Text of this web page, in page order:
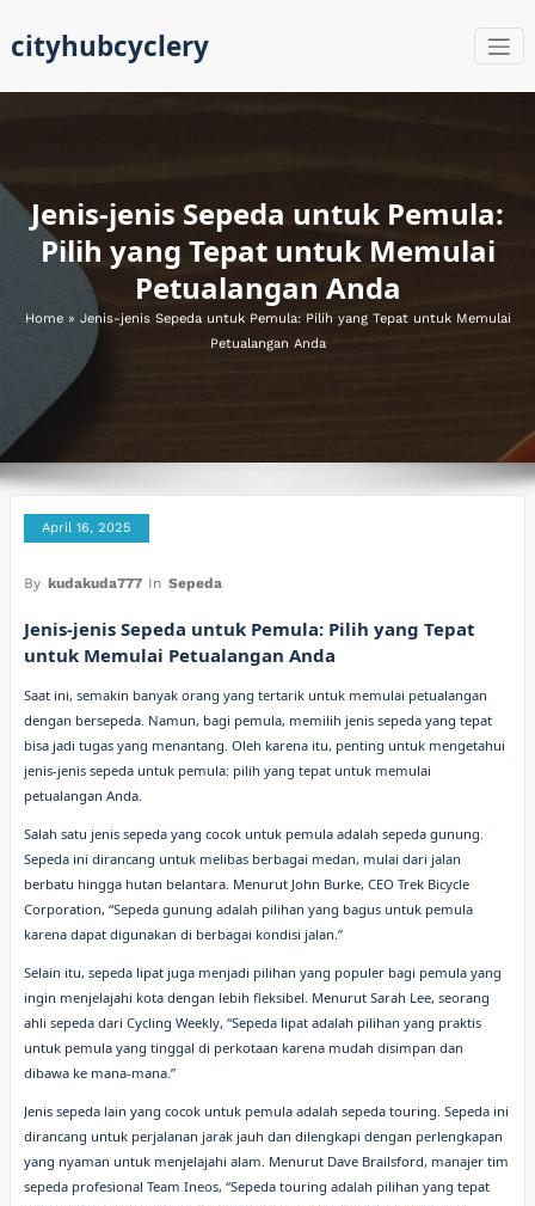
content
cityhubcyclery
Jenis-jenis Sepeda untuk Pemula:
Pilih yang Tepat untuk Memulai
Petualangan Anda
Home» Jenis-jenis Sepeda untuk Pemula: Pilih yang Tepat untuk Memulai
Petualangan Anda
April 16, 2025
By kudakuda777 In Sepeda
Jenis-jenis Sepeda untuk Pemula: Pilih yang Tepat
untuk Memulai Petualangan Anda
Saat ini, semakin banyak orang yang tertarik untuk memulai petualangan
dengan bersepeda. Namun, bagi pemula, memilih jenis sepeda yang tepat
bisa jadi tugas yang menantang. Oleh karena itu, penting untuk mengetahui
jenis-jenis sepeda untuk pemula: pilih yang tepat untuk memulai
petualangan Anda.
Salah satu jenis sepeda yang cocok untuk pemula adalah sepeda gunung.
Sepeda ini dirancang untuk melibas berbagai medan, mulai dari jalan
berbatu hingga hutan belantara. Menurut John Burke, CEO Trek Bicycle
Corporation, “Sepeda gunung adalah pilihan yang bagus untuk pemula
karena dapat digunakan di berbagai kondisi jalan.”
Selain itu, sepeda lipat juga menjadi pilihan yang populer bagi pemula yang
ingin menjelajahi kota dengan lebih fleksibel. Menurut Sarah Lee, seorang
ahli sepeda dari Cycling Weekly, “Sepeda lipat adalah pilihan yang praktis
untuk pemula yang tinggal di perkotaan karena mudah disimpan dan
dibawa ke mana-mana.”
Jenis sepeda lain yang cocok untuk pemula adalah sepeda touring. Sepeda ini
dirancang untuk perjalanan jarak jauh dan dilengkapi dengan perlengkapan
yang nyaman untuk menjelajahi alam. Menurut Dave Brailsford, manajer tim
sepeda profesional Team Ineos, “Sepeda touring adalah pilihan yang tepat